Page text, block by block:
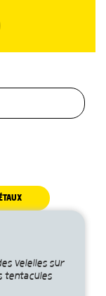
velelles sur
tentacules